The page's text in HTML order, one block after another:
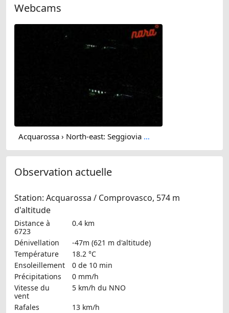
Webcams
Acquarossa › North-east: Seggiovia Nara 1500 - Arrivo - Impianti turistici Nara "1500 - 2000"
Observation actuelle
Station: Acquarossa / Comprovasco, 574 m
d'altitude
Distance à
6723
0.4 km
Dénivellation
-47m (621 m d'altitude)
Température
18.2 °C
Ensoleillement
0 de 10 min
Précipitations
0 mm/h
Vitesse du
vent
5 km/h du NNO
Rafales
13 km/h